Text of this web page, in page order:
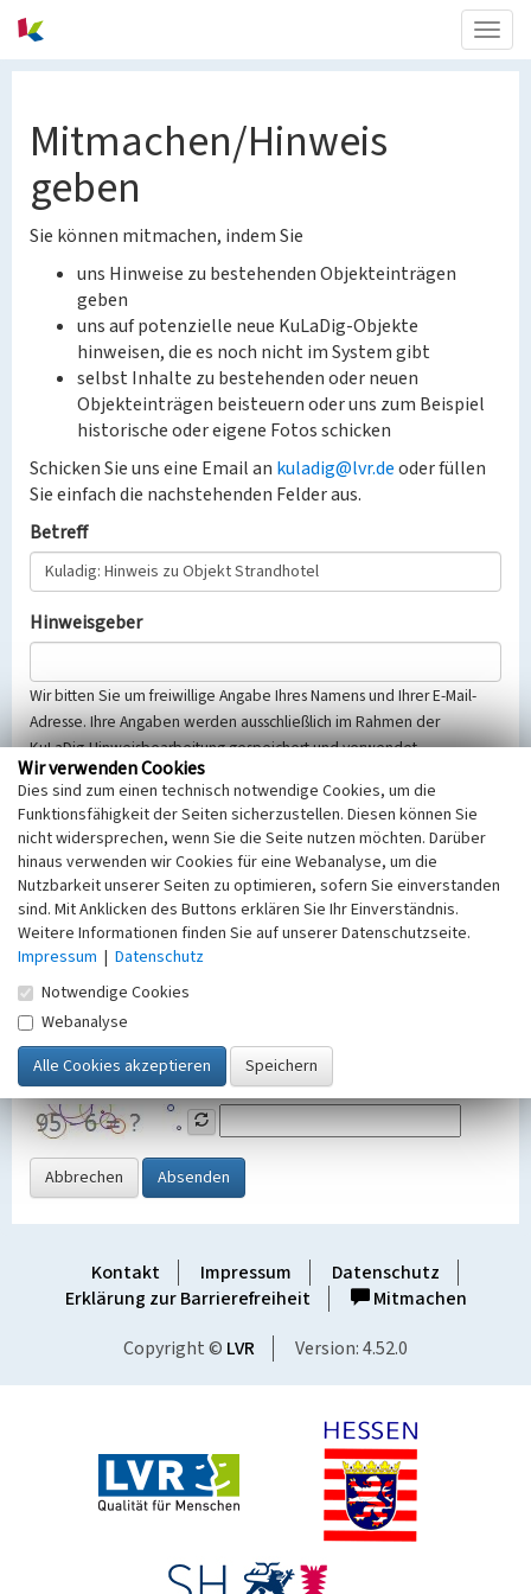
Mitmachen/Hinweis
geben
Sie können mitmachen, indem Sie
uns Hinweise zu bestehenden Objekteinträgen
geben
uns auf potenzielle neue KuLaDig-Objekte
hinweisen, die es noch nicht im System gibt
selbst Inhalte zu bestehenden oder neuen
Objekteinträgen beisteuern oder uns zum Beispiel
historische oder eigene Fotos schicken
Schicken Sie uns eine Email an kuladig@lvr.deoder füllen
Sie einfach die nachstehenden Felder aus.
Betreff
Hinweisgeber
Wir bitten Sie um freiwillige Angabe Ihres Namens und Ihrer E-Mail-
Adresse. Ihre Angaben werden ausschließlich im Rahmen der
KuLaDig-Hinweisbearbeitung gespeichert und verwendet.
Selbstverständlich werden diese entsprechend der Vorschriften des
Telemediengesetzes, des Datenschutzgesetzes NRW und der seit
dem 25.05.2018 gültigen Europäischen Datenschutzgrundverordnung
(EU-DSGVO) vertraulich behandelt, beachten Sie bitte unsere
Hinweise zumDatenschutz
Nachricht
SicherheitsabfrageTragen Sie unten das Rechenergebnis aus der
Grafik ein
Abbrechen Absenden
Kontakt Impressum
Datenschutz
Erklärung zur Barrierefreiheit
Mitmachen
Copyright © LVR Version: 4.52.0
Wir verwenden Cookies
Dies sind zum einen technisch notwendige Cookies, um die
Funktionsfähigkeit der Seiten sicherzustellen. Diesen können Sie
nicht widersprechen, wenn Sie die Seite nutzen möchten. Darüber
hinaus verwenden wir Cookies für eine Webanalyse, um die
Nutzbarkeit unserer Seiten zu optimieren, sofern Sie einverstanden
sind. Mit Anklicken des Buttons erklären Sie Ihr Einverständnis.
Weitere Informationen finden Sie auf unserer Datenschutzseite.
Impressum | Datenschutz
Notwendige Cookies
Webanalyse